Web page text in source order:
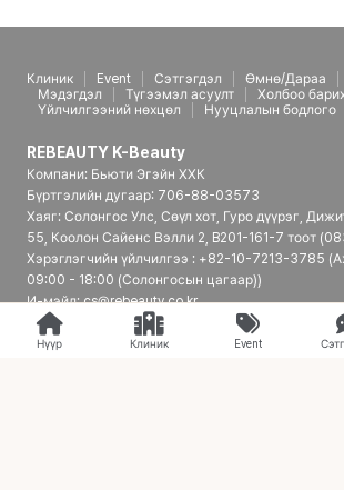
Клиник Event Сэтгэгдэл Өмнө/Дараа
Мэдэгдэл
Түгээмэл асуулт
Холбоо
Үйлчилгээний нөхцөл
Нууцлалын бодлого
REBEAUTY K-Beauty
Компани: Бьюти Эгэйн ХХК
Бүртгэлийн дугаар: 706-88-03573
Хаяг: Солонгос Улс, Сөүл хот, Гуро дүүрэг,
55, Коолон Сайенс Вэлли 2, B201-161-7 тоот
Хэрэглэгчийн үйлчилгээ : +82-10-7213-3785
09:00 - 18:00 (Солонгосын цагаар))
И-мэйл: cs@rebeauty.co.kr
REBEAUTY K-Beauty | Япон үйлчлүүлэгчдэд
гоо сайхны эмнэлгийн платформ
Нүүр Клиник Event